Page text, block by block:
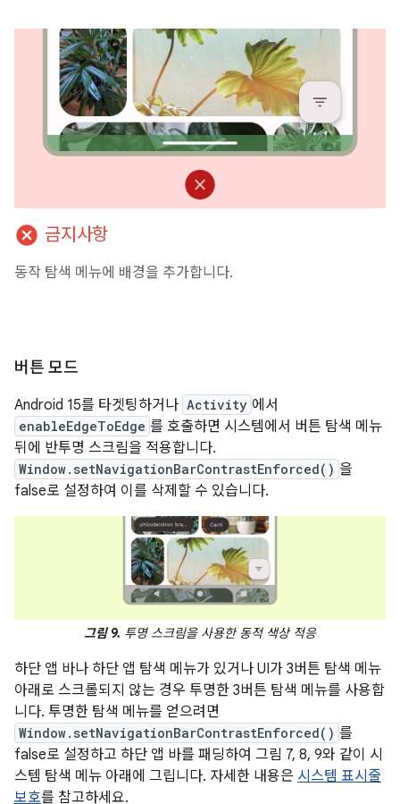
cancel 금지사항
동작 탐색 메뉴에 배경을 추가합니다.
버튼 모드
Android 15를 타겟팅하거나 Activity 에서
enableEdgeToEdge 를 호출하면 시스템에서 버튼 탐색 메뉴
뒤에 반투명 스크림을 적용합니다.
Window.setNavigationBarContrastEnforced() 을
false로 설정하여 이를 삭제할 수 있습니다.
그림 9. 투명 스크림을 사용한 동적 색상 적응
하단 앱 바나 하단 앱 탐색 메뉴가 있거나 UI가 3버튼 탐색 메뉴
아래로 스크롤되지 않는 경우 투명한 3버튼 탐색 메뉴를 사용합
니다. 투명한 탐색 메뉴를 얻으려면
Window.setNavigationBarContrastEnforced() 를
false로 설정하고 하단 앱 바를 패딩하여 그림 7, 8, 9와 같이 시
스템 탐색 메뉴 아래에 그립니다. 자세한 내용은 시스템 표시줄
보호를 참고하세요.